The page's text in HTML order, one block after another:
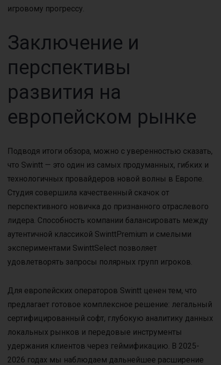
игровому прогрессу.
Заключение и
перспективы
развития на
европейском рынке
Подводя итоги обзора, можно с уверенностью сказать,
что Swintt — это один из самых продуманных, гибких и
технологичных провайдеров новой волны в Европе.
Студия совершила качественный скачок от
перспективного новичка до признанного отраслевого
лидера. Способность компании балансировать между
аутентичной классикой SwinttPremium и смелыми
экспериментами SwinttSelect позволяет
удовлетворять запросы полярных групп игроков.
Для европейских операторов Swintt ценен тем, что
предлагает готовое комплексное решение: легальный
сертифицированный софт, глубокую аналитику данных
локальных рынков и передовые инструменты
удержания клиентов через геймификацию. В 2025-
2026 годах мы наблюдаем дальнейшее расширение